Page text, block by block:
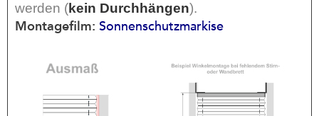
werden (kein Durchhängen).
Montagefilm: Sonnenschutzmarkise